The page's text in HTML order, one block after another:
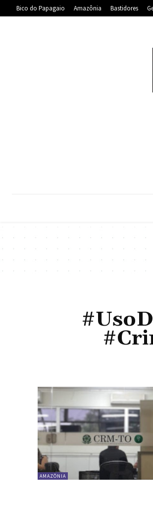
Bico do Papagaio Amazônia Bastidores
AMAZÔNIA